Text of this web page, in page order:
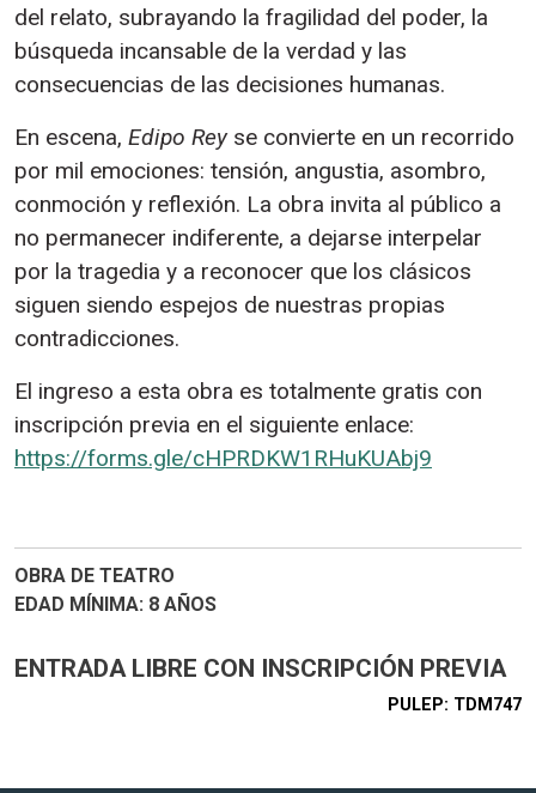
del relato, subrayando la fragilidad del poder, la
búsqueda incansable de la verdad y las
consecuencias de las decisiones humanas.
En escena, Edipo Reyse convierte en un recorrido
por mil emociones: tensión, angustia, asombro,
conmoción y reflexión. La obra invita al público a
no permanecer indiferente, a dejarse interpelar
por la tragedia y a reconocer que los clásicos
siguen siendo espejos de nuestras propias
contradicciones.
El ingreso a esta obra es totalmente gratis con
inscripción previa en el siguiente enlace:
https://forms.gle/cHPRDKW1RHuKUAbj9
OBRA DE TEATRO
EDAD MÍNIMA 8 AÑOS
ENTRADA LIBRE CON INSCRIPCIÓN PREVIA
PULEP TDM747